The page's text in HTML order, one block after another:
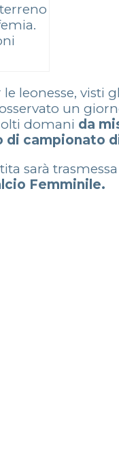
leonesse, visti
un
domani da
di campionato
sarà
Femminile.